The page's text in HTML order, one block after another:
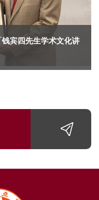
宾四先生学术文化讲